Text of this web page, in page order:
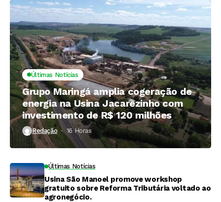
Últimas Notícias
Grupo Maringá amplia cogeração de
energia na Usina Jacarezinho com
investimento de R$ 120 milhões
Redação 16 Horas ⁮
Últimas Notícias
Usina São Manoel promove workshop
gratuito sobre Reforma Tributária voltado ao
agronegócio.